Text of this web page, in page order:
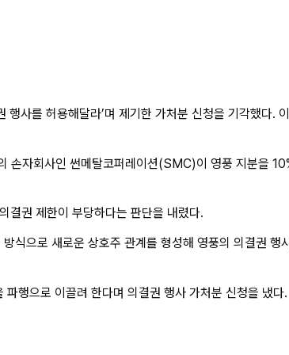
사를 허용해달라’며 제기한 가처분 신청을 기각했다.
손자회사인 썬메탈코퍼레이션(SMC)이 영풍 지분을
결권 제한이 부당하다는 판단을 내렸다.
으로 새로운 상호주 관계를 형성해 영풍의 의결권 행
행으로 이끌려 한다며 의결권 행사 가처분 신청을 냈다.